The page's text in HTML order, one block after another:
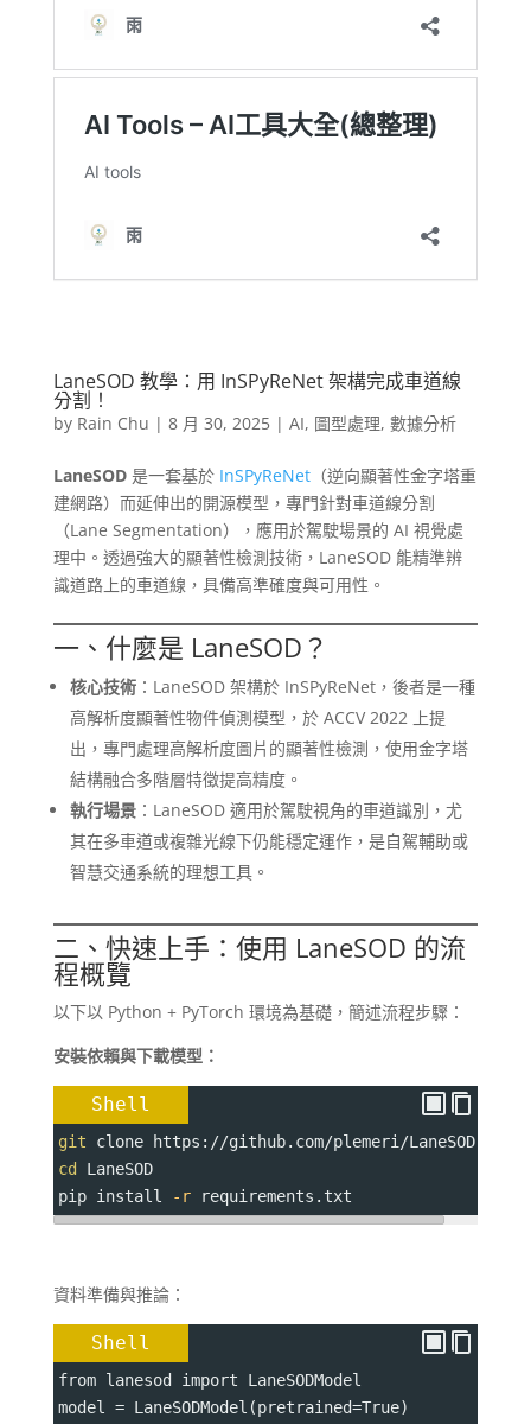
LaneSOD 教學：用 InSPyReNet 架構完成車道線
分割！
by Rain Chu | 8 月 30, 2025| AI, 圖型處理, 數據分析
LaneSOD是一套基於 InSPyReNet（逆向顯著性金字塔重
建網路）而延伸出的開源模型，專門針對車道線分割
（Lane Segmentation），應用於駕駛場景的 AI 視覺處
理中。透過強大的顯著性檢測技術，LaneSOD 能精準辨
識道路上的車道線，具備高準確度與可用性。
一、什麼是 LaneSOD？
核心技術：LaneSOD 架構於 InSPyReNet，後者是一種
高解析度顯著性物件偵測模型，於 ACCV 2022 上提
出，專門處理高解析度圖片的顯著性檢測，使用金字塔
結構融合多階層特徵提高精度。
執行場景：LaneSOD 適用於駕駛視角的車道識別，尤
其在多車道或複雜光線下仍能穩定運作，是自駕輔助或
智慧交通系統的理想工具。
二、快速上手：使用 LaneSOD 的流
程概覽
以下以 Python + PyTorch 環境為基礎，簡述流程步驟：
安裝依賴與下載模型：
Shell
git clone https://github.com/plemeri/LaneSOD.git
cd
LaneSOD
pip install
-r requirements.txt
資料準備與推論：
Shell
from lanesod import LaneSODModel
model = LaneSODModel (pretrained=True)